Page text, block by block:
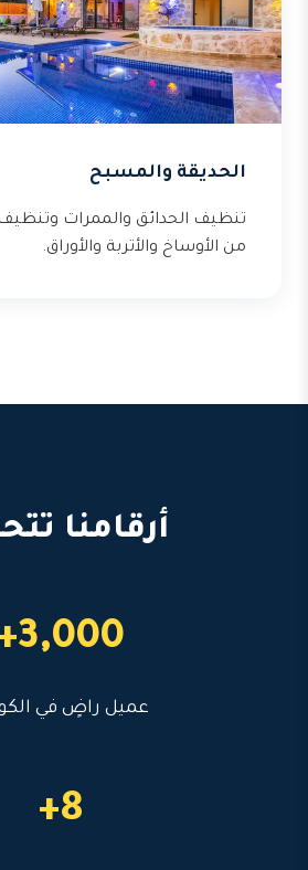
الحديقة والمسبح
تنظيف الحدائق والممرات
من الأوساخ والأتربة والأوراق.
أرقامنا
3,000+
عميل راضٍ في
8+